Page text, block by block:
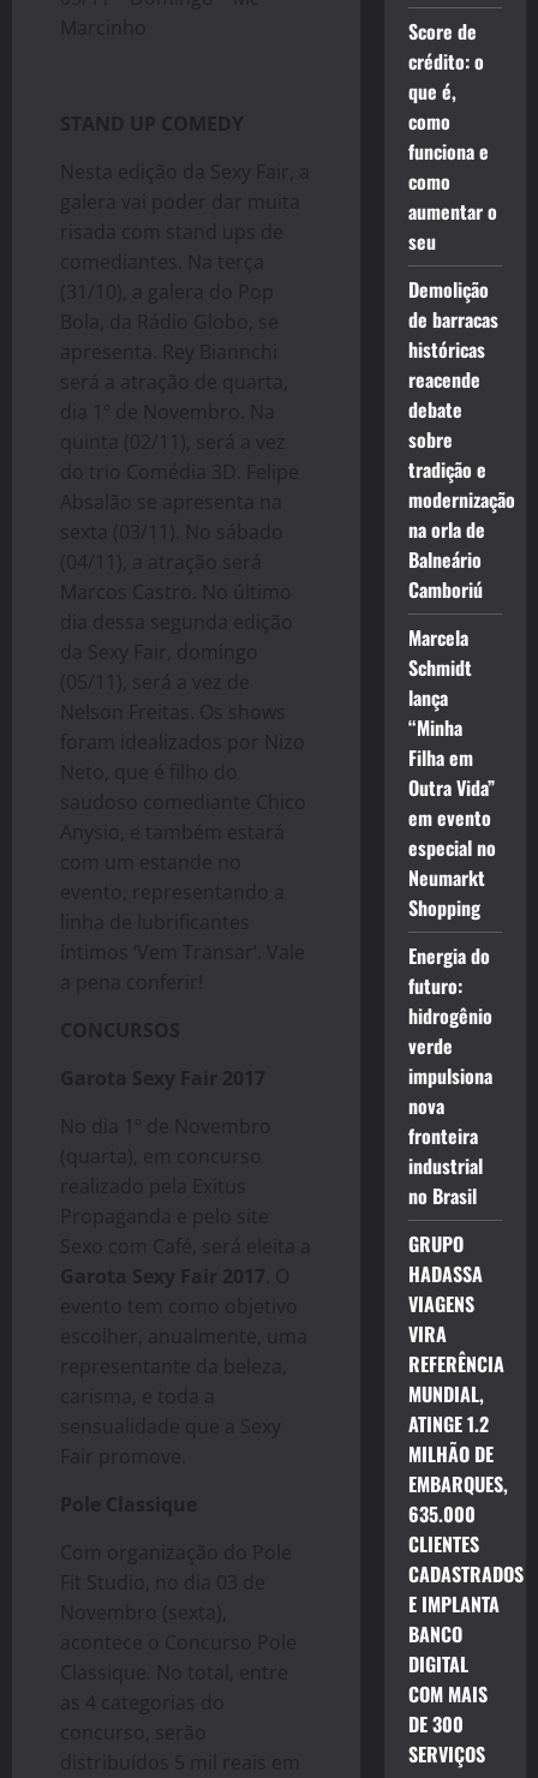
Marcinho
STAND UP COMEDY
Nesta edição da Sexy Fair, a
galera vai poder dar muita
risada com stand ups de
comediantes. Na terça
(31/10), a galera do Pop
Bola, da Rádio Globo, se
apresenta. Rey Biannchi
será a atração de quarta,
dia 1º de Novembro. Na
quinta (02/11), será a vez
do trio Comédia 3D. Felipe
Absalão se apresenta na
sexta (03/11). No sábado
(04/11), a atração será
Marcos Castro. No último
dia dessa segunda edição
da Sexy Fair, domingo
(05/11), será a vez de
Nelson Freitas. Os shows
foram idealizados por Nizo
Neto, que é filho do
saudoso comediante Chico
Anysio, e também estará
com um estande no
evento, representando a
linha de lubrificantes
íntimos ‘Vem Transar’. Vale
a pena conferir!
CONCURSOS
Garota Sexy Fair 2017
No dia 1º de Novembro
(quarta), em concurso
realizado pela Exitus
Propaganda e pelo site
Sexo com Café, será eleita a
Garota Sexy Fair 2017 O
evento tem como objetivo
escolher, anualmente, uma
representante da beleza,
carisma, e toda a
sensualidade que a Sexy
Fair promove.
Pole Classique
Com organização do Pole
Fit Studio, no dia 03 de
Novembro (sexta),
acontece o Concurso Pole
Classique. No total, entre
as 4 categorias do
concurso, serão
distribuídos 5 mil reais em
Score de
crédito: o
que é,
como
funciona e
como
aumentar o
seu
Demolição
de barracas
históricas
reacende
debate
sobre
tradição e
modernização
na orla de
Balneário
Camboriú
Marcela
Schmidt
lança
“Minha
Filha em
Outra Vida”
em evento
especial no
Neumarkt
Shopping
Energia do
futuro:
hidrogênio
verde
impulsiona
nova
fronteira
industrial
no Brasil
GRUPO
HADASSA
VIAGENS
VIRA
REFERÊNCIA
MUNDIAL,
ATINGE 1.2
MILHÃO DE
EMBARQUES,
635.000
CLIENTES
CADASTRADOS
E IMPLANTA
BANCO
DIGITAL
COM MAIS
DE 300
SERVIÇOS